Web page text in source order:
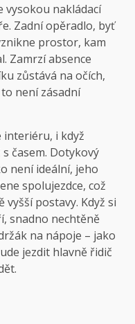
vysokou nakládací
Zadní opěradlo, byť
prostor, kam
Zamrzí absence
zůstává na očích,
není zásadní
interiéru, i když
časem. Dotykový
není ideální, jeho
spolujezdce, což
vyšší postavy. Když si
snadno nechtěně
na nápoje – jako
jezdit hlavně řidič